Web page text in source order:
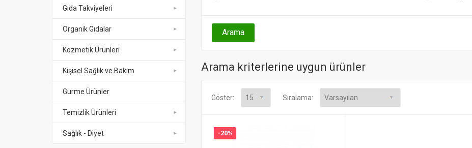
Gıda Takviyeleri
Organik Gıdalar
Kozmetik Ürünleri
Kişisel Sağlık ve Bakım
Gurme Ürünler
Temizlik Ürünleri
Sağlık - Diyet
Arama kriterlerine uygun ürünler
Göster: Sıralama:
-20%